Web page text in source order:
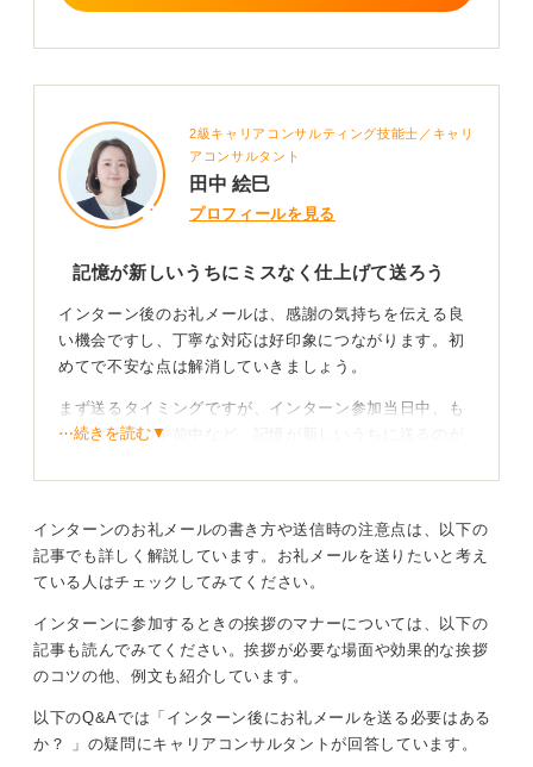
いれば、その人への感謝の言葉を添えるのも良いでしょ
0
2級キャリアコンサルティング技能士／キャリ
アコンサルタント
田中 絵巳
プロフィールを見る
記憶が新しいうちにミスなく仕上げて送ろう
インターン後のお礼メールは、感謝の気持ちを伝える良
い機会ですし、丁寧な対応は好印象につながります。初
めてで不安な点は解消していきましょう。
まず送るタイミングですが、インターン参加当日中、も
しくは翌日の午前中など、記憶が新しいうちに送るのが
学のメールアドレスを使用するのが一般的です。
7ステップの構成で読みやすい内容に仕上げよう
件名は、「〇月〇日 インターンシップの御礼（〇〇大学
氏名）」のように、一目で内容と差出人がわかるように
本文の構成としては、以下の流れを意識すると良いで
⋯続きを読む▼
インターンのお礼メールの書き方や送信時の注意点は、以下の
記事でも詳しく解説しています。お礼メールを送りたいと考え
ている人はチェックしてみてください。
インターンに参加するときの挨拶のマナーについては、以下の
記事も読んでみてください。挨拶が必要な場面や効果的な挨拶
のコツの他、例文も紹介しています。
以下のQ&Aでは「インターン後にお礼メールを送る必要はある
か？ 」の疑問にキャリアコンサルタントが回答しています。